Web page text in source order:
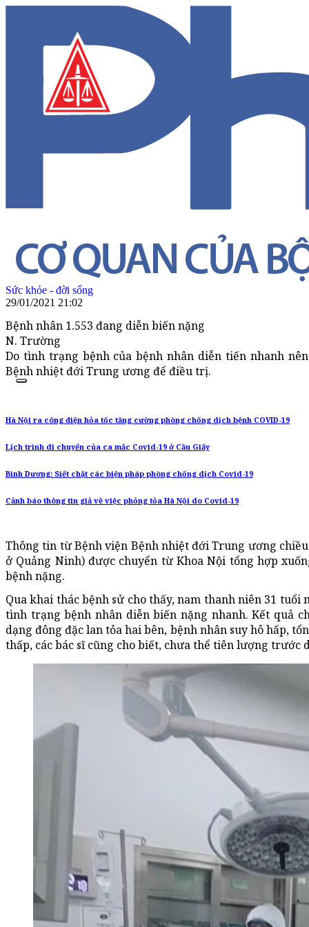
Sức khỏe - đời sống
29/01/2021 21:02
Bệnh nhân 1.553 đang diễn biến nặng
N. Trường
Do tình trạng bệnh của bệnh nhân diễn tiến nhanh
Bệnh nhiệt đới Trung ương để điều trị.
Hà Nội ra công điện hỏa tốc tăng cường phòng chống dịch bệnh COVID-19
Lịch trình di chuyển của ca mắc Covid-19 ở Cầu Giấy
Bình Dương: Siết chặt các biện pháp phòng chống dịch Covid-19
Cảnh báo thông tin giả về việc phỏng tỏa Hà Nội do Covid-19
Thông tin từ Bệnh viện Bệnh nhiệt đới Trung ương
ở Quảng Ninh) được chuyển từ Khoa Nội tổng hợp
bệnh nặng.
Qua khai thác bệnh sử cho thấy, nam thanh niên 31
tình trạng bệnh nhân diễn biến nặng nhanh. Kết quả
dạng đông đặc lan tỏa hai bên, bệnh nhân suy hô hấp,
thấp, các bác sĩ cũng cho biết, chưa thể tiên lượng trước